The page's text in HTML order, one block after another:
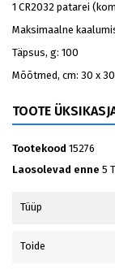
1 CR2032 patarei
Maksimaalne
Täpsus, g: 100
Mõõtmed, cm: 30 x 30
TOOTE
Tootekood 15276
Laosolevad enne 5
Tüüp
Toide